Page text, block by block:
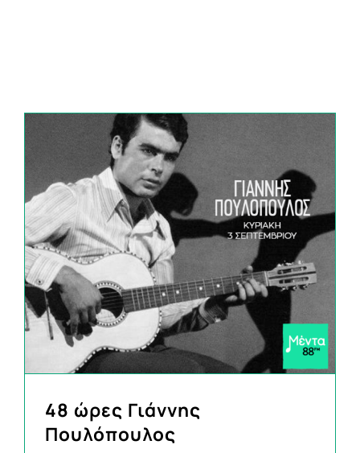
48 ώρες Γιάννης
Πουλόπουλος